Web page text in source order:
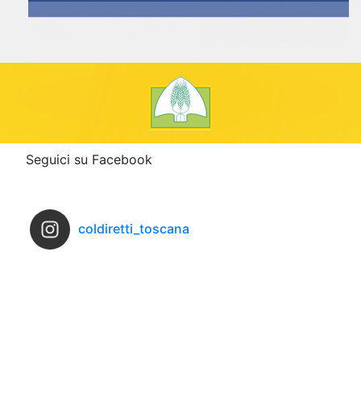
Seguici su Facebook
coldiretti_toscana